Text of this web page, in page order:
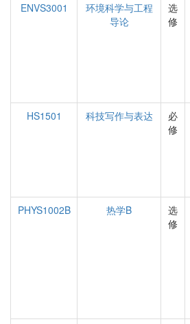
ENVS3001
环境科学与工程
导论
选
修
HS1501
科技写作与表达
必
修
PHYS1002B
热学B
选
修